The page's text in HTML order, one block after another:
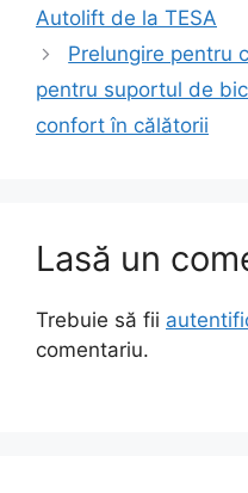
Autolift de la TESA
Prelungire pentru
pentru suportul de
confort în călătorii
Lasă un
Trebuie să fii
comentariu.